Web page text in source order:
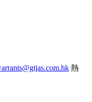
熱